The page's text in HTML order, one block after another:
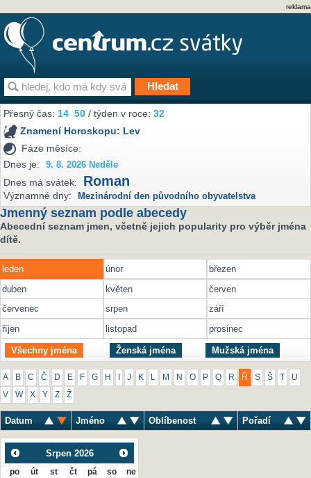
reklama
Přesný čas:14 50 / týden v roce:32
Znamení Horoskopu: Lev
Fáze měsíce:
Dnes je:
9. 8. 2026 Neděle
Dnes má svátek: Roman
Významné dny: Mezinárodní den původního obyvatelstva
Jmenný seznam podle abecedy
Abecední seznam jmen, včetně jejich popularity pro výběr jména
dítě.
leden únor
březen
duben
květen
červen
červenec
srpen
září
říjen
listopad prosinec
Všechny jména Ženská jména Mužská jména
A B C Č D E F G H J K M N O P Q R Ř S Š U
V W X Y Z Ž
Datum Jméno Oblíbenost Pořadí
Srpen 2026
po út st čt pá so ne